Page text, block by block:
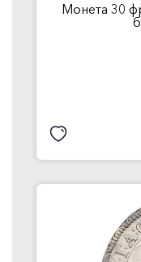
Монета 30